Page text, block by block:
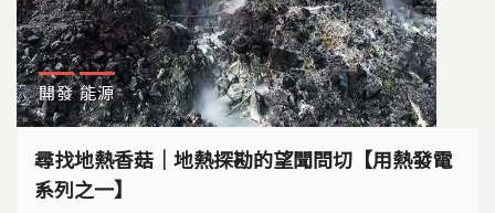
開發 能源
尋找地熱香菇｜地熱探勘的望聞問切【用熱發電
系列之一】